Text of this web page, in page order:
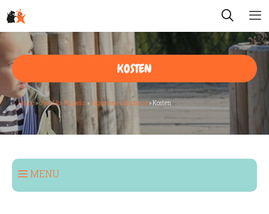
Spring
naar
inhoud
KOSTEN
Home»Over Hoi Pippeloi»Algemene informatie»Kosten
MENU
Opvangvormen